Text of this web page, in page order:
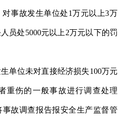
事故发生单位处1万元以上3万
员处5000元以上2万元以下的罚
未对直接经济损失100万元
重伤的一般事故进行调查处理
故调查报告报安全生产监督管